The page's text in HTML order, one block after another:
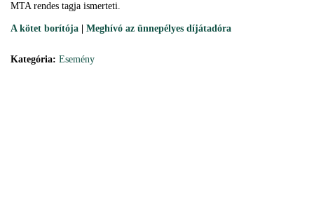
MTA rendes tagja ismerteti.
A kötet borítója Meghívó az ünnepélyes díjátadóra
Kategória: Esemény